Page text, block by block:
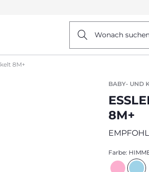
Wonach
8M+
BABY- UND
8M+
Farbe: